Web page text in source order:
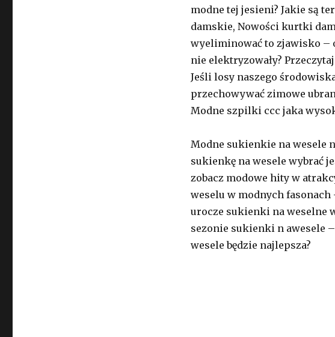
modne tej jesieni? Jakie są
damskie, Nowości kurtki
wyeliminować to zjawisko –
nie elektryzowały?
Jeśli losy naszego
przechowywać zimowe
Modne szpilki ccc jaka
Modne sukienkie na wesele
sukienkę na wesele wybrać
zobacz modowe hity w
weselu w modnych fasonach
urocze sukienki na weselne
sezonie sukienki n awesele
wesele będzie najlepsza?